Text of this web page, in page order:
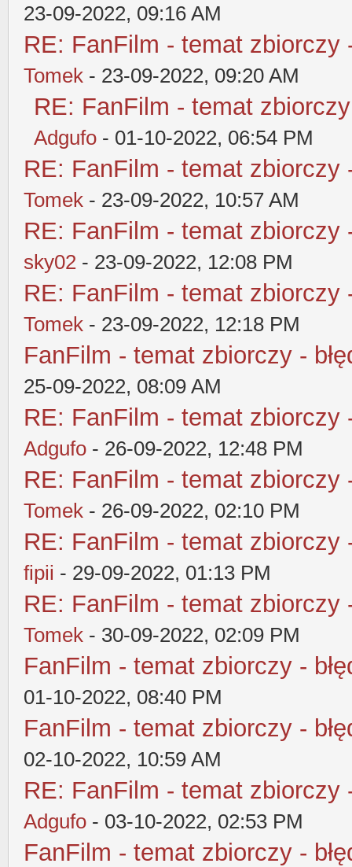
23-09-2022, 09:16 AM
RE: FanFilm - temat zbiorczy
Tomek - 23-09-2022, 09:20 AM
RE: FanFilm - temat
Adgufo - 01-10-2022, 06:54 PM
RE: FanFilm - temat zbiorczy
Tomek - 23-09-2022, 10:57 AM
RE: FanFilm - temat zbiorczy
sky02 - 23-09-2022, 12:08 PM
RE: FanFilm - temat zbiorczy
Tomek - 23-09-2022, 12:18 PM
FanFilm - temat zbiorczy -
25-09-2022, 08:09 AM
RE: FanFilm - temat zbiorczy
Adgufo - 26-09-2022, 12:48 PM
RE: FanFilm - temat zbiorczy
Tomek - 26-09-2022, 02:10 PM
RE: FanFilm - temat zbiorczy
fipii - 29-09-2022, 01:13 PM
RE: FanFilm - temat zbiorczy
Tomek - 30-09-2022, 02:09 PM
FanFilm - temat zbiorczy -
01-10-2022, 08:40 PM
FanFilm - temat zbiorczy -
02-10-2022, 10:59 AM
RE: FanFilm - temat zbiorczy
Adgufo - 03-10-2022, 02:53 PM
FanFilm - temat zbiorczy -